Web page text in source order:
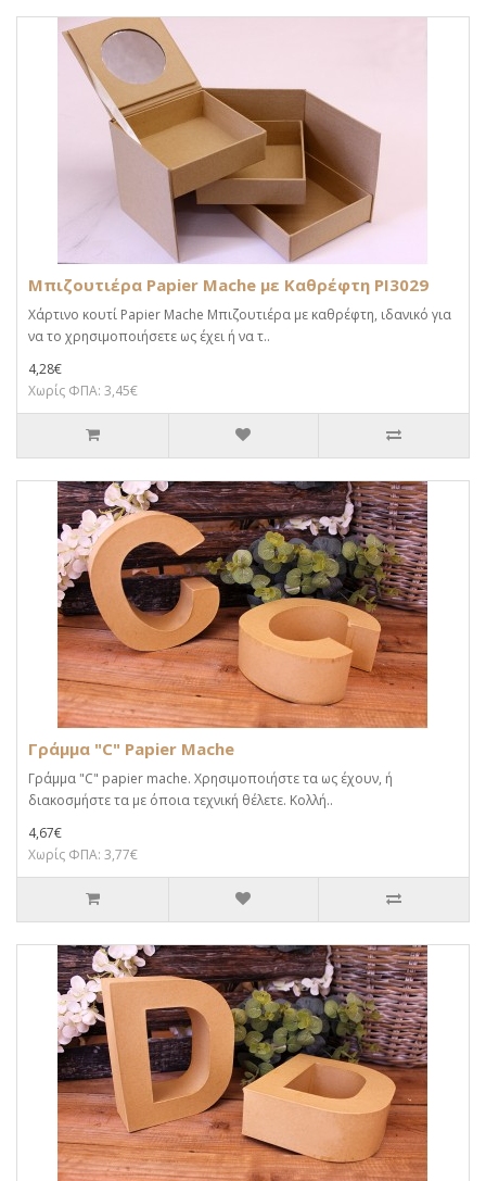
Μπιζουτιέρα Papier Mache με Καθρέφτη PI3029
Χάρτινο κουτί Papier Mache Μπιζουτιέρα με καθρέφτη, ιδανικό για
να το χρησιμοποιήσετε ως έχει ή να τ..
4,28€
Χωρίς ΦΠΑ: 3,45€
Γράμμα "C" Papier Mache
Γράμμα "C" papier mache. Xρησιμοποιήστε τα ως έχουν, ή
διακοσμήστε τα με όποια τεχνική θέλετε. Κολλή..
4,67€
Χωρίς ΦΠΑ: 3,77€